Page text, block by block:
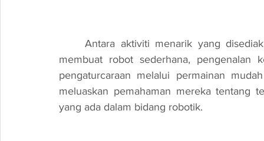
	Antara aktiviti menarik yang disediakan dalam bengkel ini termasuklah pertandingan
membuat robot sederhana, pengenalan
pengaturcaraan melalui permainan
meluaskan pemahaman mereka tentang
yang ada dalam bidang robotik.